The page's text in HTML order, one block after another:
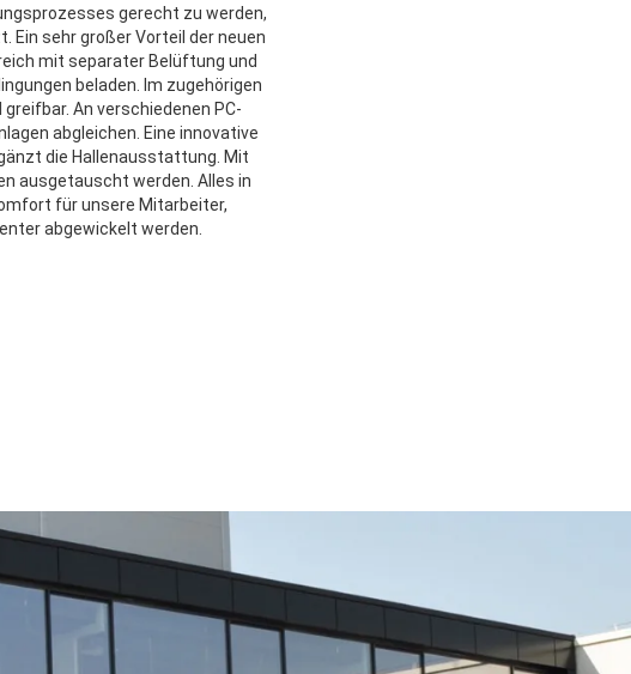
gerecht zu werden,
sehr großer Vorteil der neuen
mit separater Belüftung und
beladen. Im zugehörigen
An verschiedenen PC-
abgleichen. Eine innovative
die Hallenausstattung. Mit
ausgetauscht werden. Alles in
für unsere Mitarbeiter,
abgewickelt werden.